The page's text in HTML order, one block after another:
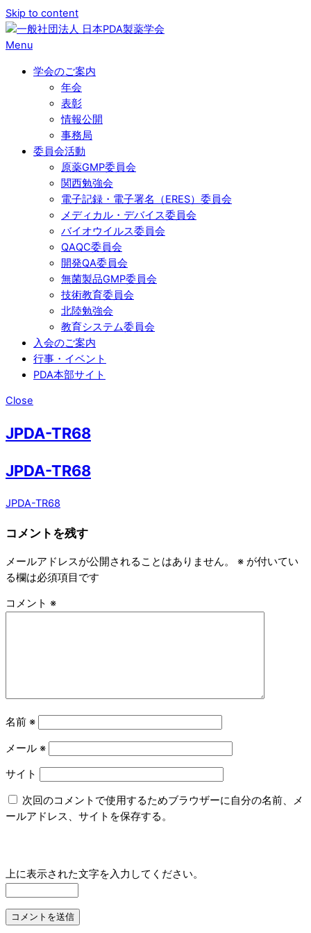
Skip to content
Menu
学会のご案内
年会
表彰
情報公開
事務局
委員会活動
原薬GMP委員会
関西勉強会
電子記録・電子署名（ERES）委員会
メディカル・デバイス委員会
バイオウイルス委員会
QAQC委員会
開発QA委員会
無菌製品GMP委員会
技術教育委員会
北陸勉強会
教育システム委員会
入会のご案内
行事・イベント
PDA本部サイト
Close
JPDA-TR68
JPDA-TR68
JPDA-TR68
コメントを残す
メールアドレスが公開されることはありません。 ※ が付いてい
る欄は必須項目です
コメント ※
名前 ※
メール ※
サイト
次回のコメントで使用するためブラウザーに自分の名前、メ
ールアドレス、サイトを保存する。
上に表示された文字を入力してください。